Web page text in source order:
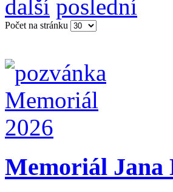
další poslední
Počet na stránku
Memoriál Jana